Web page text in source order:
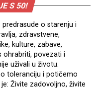
S 50!
o starenju i
zdravstvene,
kulture, zabave,
ohrabriti, povezati i
uživali u životu.
toleranciju i potičemo
Živite zadovoljno, živite